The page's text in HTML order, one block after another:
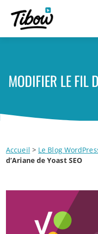
MODIFIER LE FIL
Accueil > Le Blog
d’Ariane de Yoast SEO